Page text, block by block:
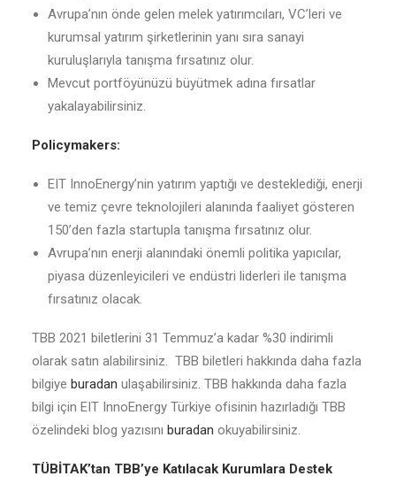
Avrupa’nın önde gelen melek yatırımcıları, VC’leri ve
kurumsal yatırım şirketlerinin yanı sıra sanayi
kuruluşlarıyla tanışma fırsatınız olur.
Mevcut portföyünüzü büyütmek adına fırsatlar
yakalayabilirsiniz.
Policymakers:
EIT InnoEnergy’nin yatırım yaptığı ve desteklediği, enerji
ve temiz çevre teknolojileri alanında faaliyet gösteren
150’den fazla startupla tanışma fırsatınız olur.
Avrupa’nın enerji alanındaki önemli politika yapıcılar,
piyasa düzenleyicileri ve endüstri liderleri ile tanışma
fırsatınız olacak.
TBB 2021 biletlerini 31 Temmuz’a kadar %30 indirimli
olarak satın alabilirsiniz. TBB biletleri hakkında daha fazla
bilgiye buradan ulaşabilirsiniz. TBB hakkında daha fazla
bilgi için EIT InnoEnergy Türkiye ofisinin hazırladığı TBB
özelindeki blog yazısını buradan okuyabilirsiniz.
TÜBİTAK’tan TBB’ye Katılacak Kurumlara Destek